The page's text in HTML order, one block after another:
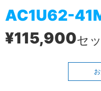
AC1U62-
¥115,900セ